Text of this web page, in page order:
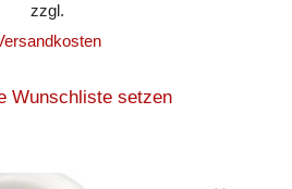
zzgl.
Wunschliste setzen